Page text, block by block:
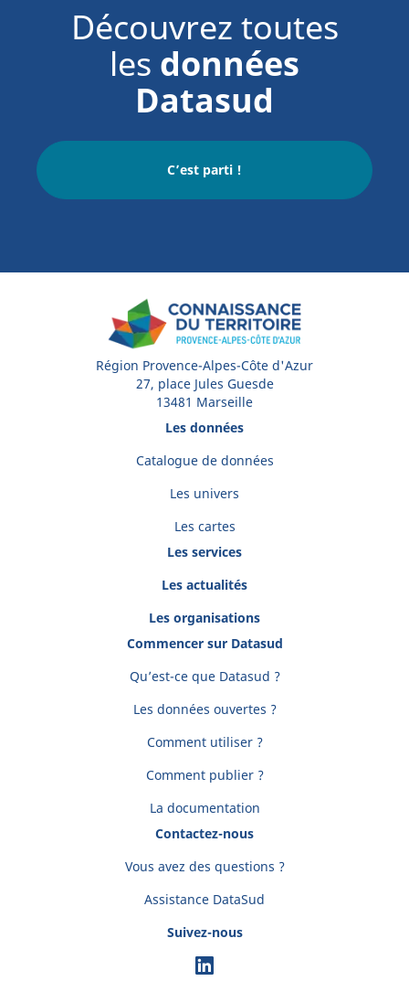
Découvrez toutes
les données
Datasud
C’est parti !
Région Provence-Alpes-Côte d'Azur
27, place Jules Guesde
13481 Marseille
Les données
Catalogue de données
Les univers
Les cartes
Les services
Les actualités
Les organisations
Commencer sur Datasud
Qu’est-ce que Datasud ?
Les données ouvertes ?
Comment utiliser ?
Comment publier ?
La documentation
Contactez-nous
Vous avez des questions ?
Assistance DataSud
Suivez-nous